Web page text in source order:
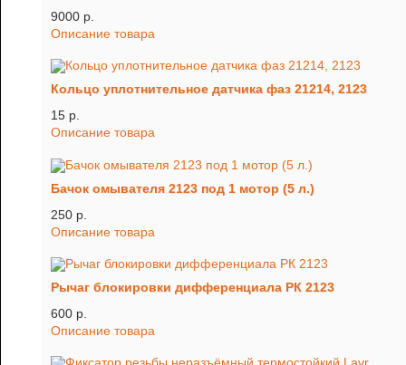
9000 p.
Описание товара
Кольцо уплотнительное датчика фаз 21214, 2123
15 p.
Описание товара
Бачок омывателя 2123 под 1 мотор (5 л.)
250 p.
Описание товара
Рычаг блокировки дифференциала РК 2123
600 p.
Описание товара